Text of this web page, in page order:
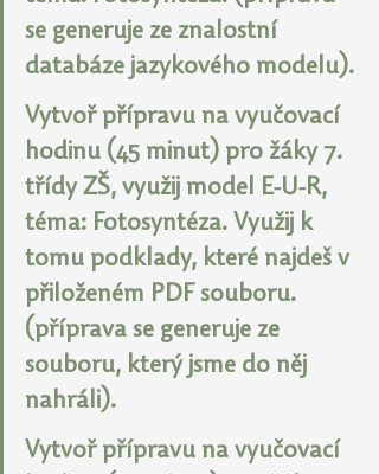
se generuje ze znalostní
databáze jazykového modelu).
Vytvoř přípravu na vyučovací
hodinu (45 minut) pro žáky 7.
třídy ZŠ, využij model E-U-R,
téma: Fotosyntéza. Využij k
tomu podklady, které najdeš v
přiloženém PDF souboru.
(příprava se generuje ze
souboru, který jsme do něj
nahráli).
Vytvoř přípravu na vyučovací